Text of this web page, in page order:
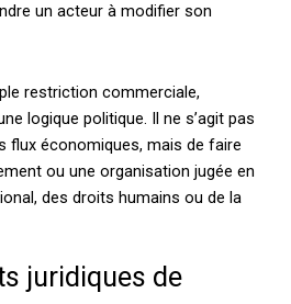
un acteur à modifier son
restriction commerciale,
logique politique. Il ne s’agit pas
flux économiques, mais de faire
ou une organisation jugée en
des droits humains ou de la
juridiques de